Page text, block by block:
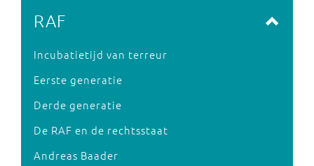
RAF
Incubatietijd van terreur
Eerste generatie
Derde generatie
De RAF en de rechtsstaat
Andreas Baader